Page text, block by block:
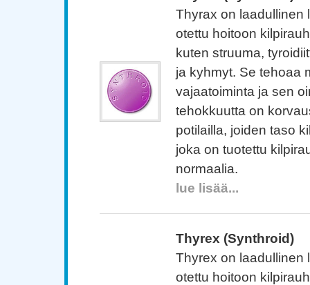
Thyrax on laadullinen
otettu hoitoon
kuten struuma,
ja kyhmyt. Se tehoaa
vajaatoiminta ja sen
tehokkuutta on
potilailla, joiden taso
joka on tuotettu
normaalia.
lue lisää...
Thyrex (Synthroid)
Thyrex on laadullinen
otettu hoitoon